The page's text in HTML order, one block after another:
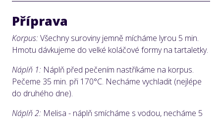
Příprava
Korpus:Všechny suroviny jemně mícháme lyrou 5 min.
Hmotu dávkujeme do velké koláčové formy na tartaletky.
Náplň 1: Náplň před pečením nastříkáme na korpus.
Pečeme 35 min. při 170°C. Necháme vychladit (nejlépe
do druhého dne).
Náplň 2: Melisa - náplň smícháme s vodou, necháme 5